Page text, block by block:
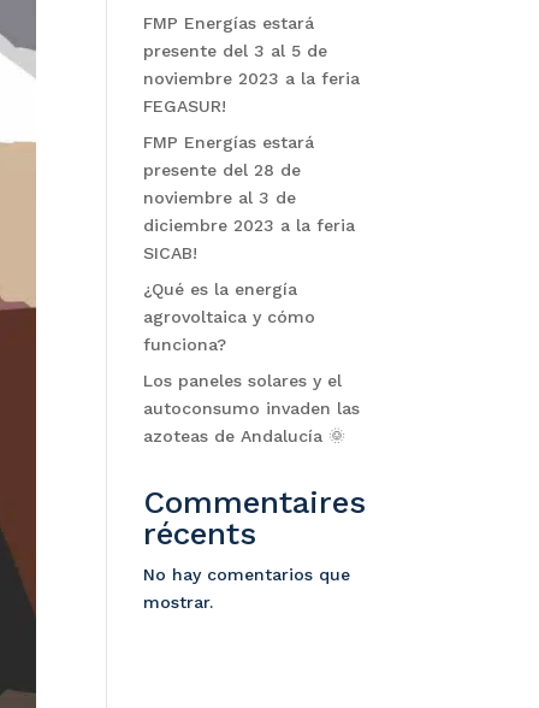
FMP Energías estará
presente del 3 al 5 de
noviembre 2023 a la feria
FEGASUR!
FMP Energías estará
presente del 28 de
noviembre al 3 de
diciembre 2023 a la feria
SICAB!
¿Qué es la energía
agrovoltaica y cómo
funciona?
Los paneles solares y el
autoconsumo invaden las
azoteas de Andalucía 🌞
Commentaires
récents
No hay comentarios que
mostrar.